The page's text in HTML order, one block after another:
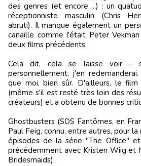
des genres (et encore ...) : un
réceptionniste masculin (Chris
abruti). Il manque également un
canaille comme l'était Peter
deux films précédents.
Cela dit, cela se laisse voir -
personnellement, j'en
que moi, bien sûr. D'ailleurs, le
(même s'il est resté très loin des
créateurs) et a obtenu de bonnes
Ghostbusters (SOS Fantômes, en
Paul Feig, connu, entre autres, pour
épisodes de la série "The Office"
précédemment avec Kristen Wiig et
Bridesmaids).